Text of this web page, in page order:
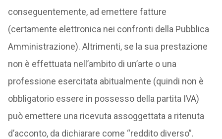
conseguentemente, ad emettere fatture
(certamente elettronica nei confronti della Pubblica
Amministrazione). Altrimenti, se la sua prestazione
non è effettuata nell’ambito di un’arte o una
professione esercitata abitualmente (quindi non è
obbligatorio essere in possesso della partita IVA)
può emettere una ricevuta assoggettata a ritenuta
d’acconto, da dichiarare come “reddito diverso”.